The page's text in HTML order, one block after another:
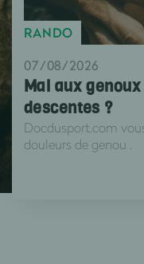
RANDO
07/08/2026
Mal aux
descentes ?
Docdusport.com
douleurs de genou .